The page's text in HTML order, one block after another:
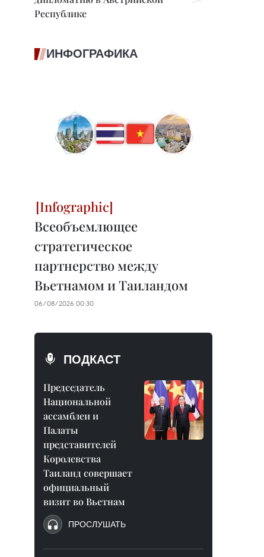
Республике
ИНФОГРАФИКА
Всеобъемлющее
стратегическое
партнерство между
Вьетнамом и Таиландом
06/08/2026 00:30
ПОДКАСТ
Председатель
Национальной
ассамблеи и
Палаты
представителей
Королевства
Таиланд совершает
официальный
визит во Вьетнам
ПРОСЛУШАТЬ